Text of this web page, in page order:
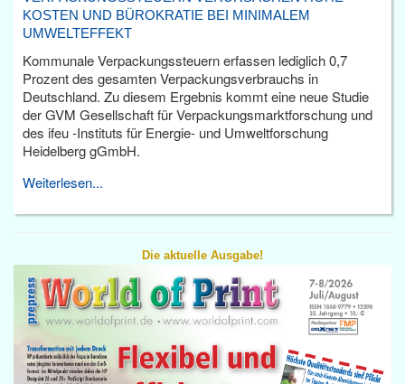
KOSTEN UND BÜROKRATIE BEI MINIMALEM
UMWELTEFFEKT
Kommunale Verpackungssteuern erfassen lediglich 0,7
Prozent des gesamten Verpackungsverbrauchs in
Deutschland. Zu diesem Ergebnis kommt eine neue Studie
der GVM Gesellschaft für Verpackungsmarktforschung und
des ifeu -Instituts für Energie- und Umweltforschung
Heidelberg gGmbH.
Weiterlesen...
Die aktuelle Ausgabe!